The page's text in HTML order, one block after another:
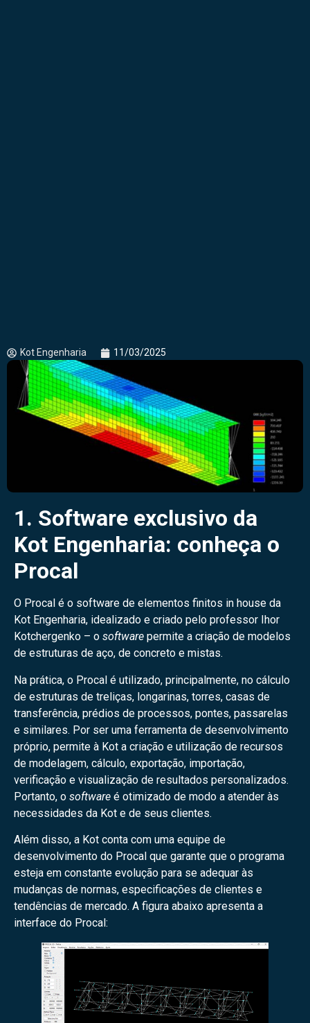
Kot Engenharia 11/03/2025
1. Software exclusivo da
Kot Engenharia: conheça o
Procal
O Procal é o software de elementos finitos in house da
Kot Engenharia, idealizado e criado pelo professor Ihor
Kotchergenko – o software permite a criação de modelos
de estruturas de aço, de concreto e mistas.
Na prática, o Procal é utilizado, principalmente, no cálculo
de estruturas de treliças, longarinas, torres, casas de
transferência, prédios de processos, pontes, passarelas
e similares. Por ser uma ferramenta de desenvolvimento
próprio, permite à Kot a criação e utilização de recursos
de modelagem, cálculo, exportação, importação,
verificação e visualização de resultados personalizados.
Portanto, o software é otimizado de modo a atender às
necessidades da Kot e de seus clientes.
Além disso, a Kot conta com uma equipe de
desenvolvimento do Procal que garante que o programa
esteja em constante evolução para se adequar às
mudanças de normas, especificações de clientes e
tendências de mercado. A figura abaixo apresenta a
interface do Procal: